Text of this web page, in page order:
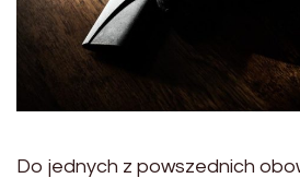
Do jednych z powszednich